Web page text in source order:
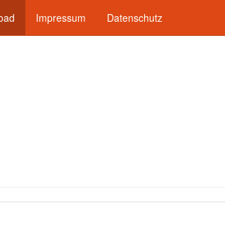
Impressum Datenschutz